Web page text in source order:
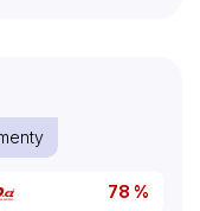
divadla
se František
kabrioletem v
místech
78 %